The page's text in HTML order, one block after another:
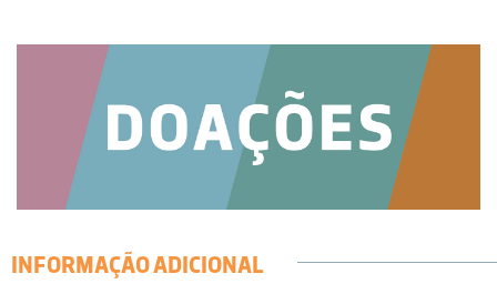
INFORMAÇÃO ADICIONAL